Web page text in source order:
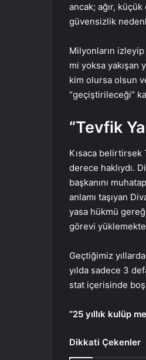
ancak; ağır,
güvensizlik
Milyonların
mi yoksa yakışan
kim olursa olsun
“geçiştirileceği”
“Tevfik
Kısaca
derece haklıydı.
başkanını
anlamı taşıyan
yasa hükmü
görevi
Geçtiğimiz
yılda sadece 3
stat içerisinde boş
“25 yıllık kulüp
Dikkati Çekenler